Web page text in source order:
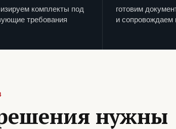
комплекты под
требования
готовим
и сопровождаем
нужны